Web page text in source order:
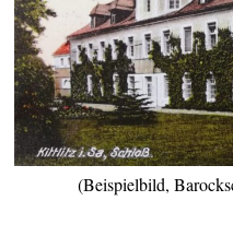
(Beispielbild,